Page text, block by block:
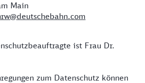
Main
ist Frau Dr.
zum Datenschutz können